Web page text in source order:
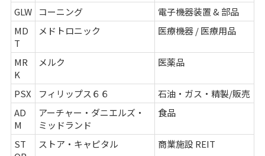
GLW コーニング
電子機器装置 & 部品
MD
T
メドトロニック 医療機器 / 医療用品
MR
K
メルク 医薬品
PSX フィリップス６６
石油・ガス・精製/販売
AD
M
アーチャー・ダニエルズ・
ミッドランド
食品
ST
ストア・キャピタル 商業施設 REIT